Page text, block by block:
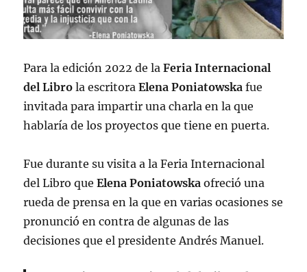
Para la edición 2022 de laFeria Internacional
del Libro la escritoraElena Poniatowska fue
invitada para impartir una charla en la que
hablaría de los proyectos que tiene en puerta.
Fue durante su visita a la Feria Internacional
del Libro queElena Poniatowskaofreció una
rueda de prensa en la que en varias ocasiones se
pronunció en contra de algunas de las
decisiones que el presidente Andrés Manuel.